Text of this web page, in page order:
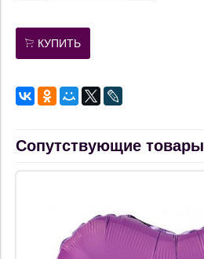
КУПИТЬ
Сопутствующие товары